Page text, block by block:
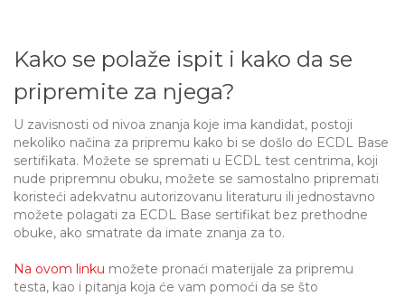
Kako se polaže ispit i kako da se
pripremite za njega?
U zavisnosti od nivoa znanja koje ima kandidat, postoji
nekoliko načina za pripremu kako bi se došlo do ECDL Base
sertifikata. Možete se spremati u ECDL test centrima, koji
nude pripremnu obuku, možete se samostalno pripremati
koristeći adekvatnu autorizovanu literaturu ili jednostavno
možete polagati za ECDL Base sertifikat bez prethodne
obuke, ako smatrate da imate znanja za to.
Na ovom linku možete pronaći materijale za pripremu
testa, kao i pitanja koja će vam pomoći da se što